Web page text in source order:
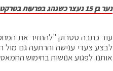
נער בן 15 נעצר כשנהג בפרעות בטרקטורון
עוד כתבה סטרוק "להחזיר את
לבצע צעדי ענישה והרתעה גם מול
אותנו. לפגוע אנושות בחימוש